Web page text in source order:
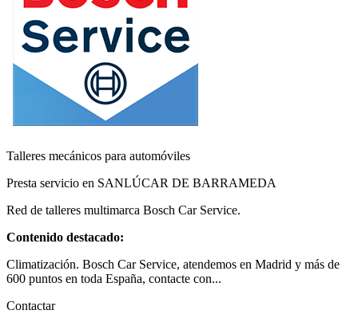
Talleres mecánicos para automóviles
Presta servicio en SANLÚCAR DE BARRAMEDA
Red de talleres multimarca Bosch Car Service.
Contenido destacado:
Climatización. Bosch Car Service, atendemos en Madrid y más de
600 puntos en toda España, contacte con...
Contactar